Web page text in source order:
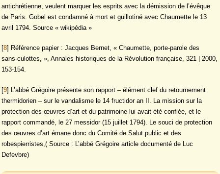
antichrétienne, veulent marquer les esprits avec la démission de l’évêque
de Paris. Gobel est condamné à mort et guillotiné avec Chaumette le 13
avril 1794. Source « wikipédia »
[8] Référence papier : Jacques Bernet, « Chaumette, porte‑parole des
sans‑culottes, », Annales historiques de la Révolution française, 321 | 2000,
153-154.
[9]
L’abbé Grégoire présente son rapport – élément clef du retournement
thermidorien – sur le vandalisme le 14 fructidor an II. La mission sur la
protection des œuvres d’art et du patrimoine lui avait été confiée, et le
rapport commandé, le 27 messidor (15 juillet 1794). Le souci de protection
des œuvres d’art émane donc du Comité de Salut public et des
robespierristes,( Source : L’abbé Grégoire article documenté de Luc
Defevbre)